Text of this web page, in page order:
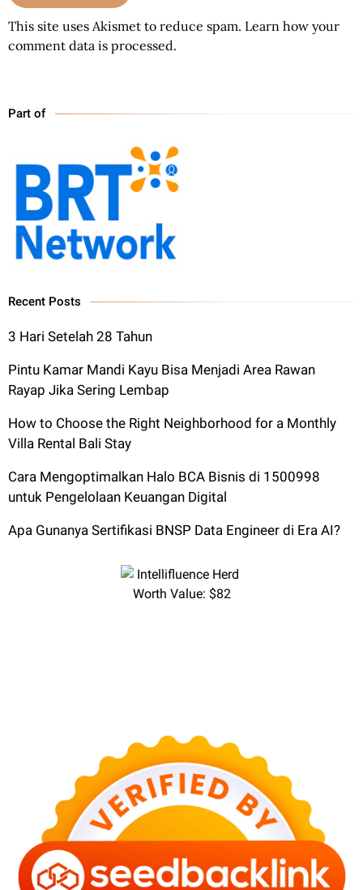
This site uses Akismet to reduce spam. Learn how your
comment data is processed.
Part of
Recent Posts
3 Hari Setelah 28 Tahun
Pintu Kamar Mandi Kayu Bisa Menjadi Area Rawan
Rayap Jika Sering Lembap
How to Choose the Right Neighborhood for a Monthly
Villa Rental Bali Stay
Cara Mengoptimalkan Halo BCA Bisnis di 1500998
untuk Pengelolaan Keuangan Digital
Apa Gunanya Sertifikasi BNSP Data Engineer di Era AI?